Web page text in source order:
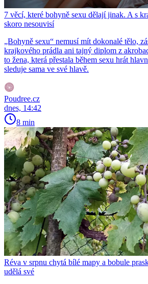
7 věcí, které bohyně sexu dělají jinak. A s
skoro nesouvisí
„Bohyně sexu“ nemusí mít dokonalé tělo,
krajkového prádla ani tajný diplom z
to žena, která přestala během sexu hrát
sleduje sama ve své hlavě.
Poudree.cz
dnes, 14:42
8 min
Réva v srpnu chytá bílé mapy a bobule
udělá své